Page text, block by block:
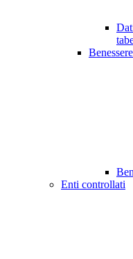
Enti controllati